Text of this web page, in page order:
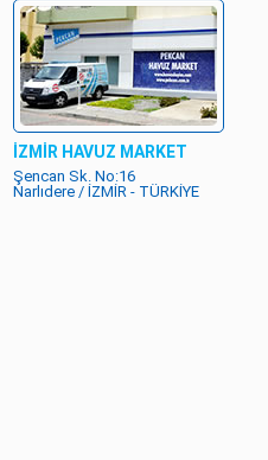
İZMİR HAVUZ MARKET
Şencan Sk. No:16
Narlıdere / İZMİR - TÜRKİYE